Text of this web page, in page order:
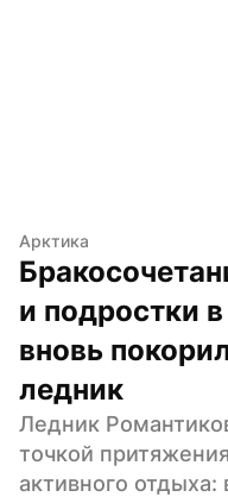
Арктика
и подростки
вновь
ледник
Ледник
точкой
активного отдыха: